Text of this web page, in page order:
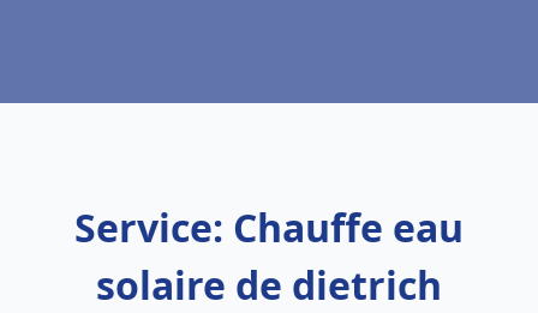
Service: Chauffe eau
solaire de dietrich